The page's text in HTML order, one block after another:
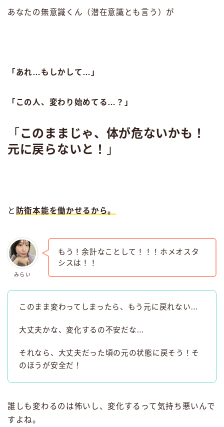
あなたの無意識くん（潜在意識とも言う）が
「あれ…もしかして…」
「この人、変わり始めてる…？」
「 このままじゃ、体が危ないかも！
元に戻らないと！
」
と 防衛本能を働かせるから。
みらい
もう！余計なことして！！！ホメオスタ
シスは！！
このまま変わってしまったら、もう元に戻れない…
大丈夫かな、変化するの不安だな…
それなら、大丈夫だった頃の元の状態に戻そう！そ
のほうが安全だ！
誰しも変わるのは怖いし、変化するって気持ち悪いんで
すよね。